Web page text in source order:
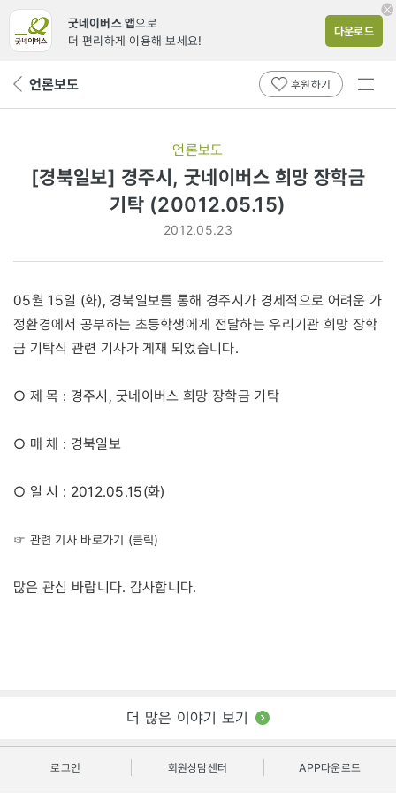
굿네이버스 앱으로
더 편리하게 이용해 보세요!
다운로드
뒤 언론보도 후원하기
전체
언론보도
[경북일보] 경주시, 굿네이버스 희망 장학금
기탁 (20012.05.15)
2012.05.23
05월 15일 (화), 경북일보를 통해 경주시가 경제적으로 어려운 가
정환경에서 공부하는 초등학생에게 전달하는 우리기관 희망 장학
금 기탁식 관련 기사가 게재 되었습니다.
○ 제 목 : 경주시, 굿네이버스 희망 장학금 기탁
○ 매 체 : 경북일보
○ 일 시 : 2012.05.15(화)
☞ 관련 기사 바로가기 (클릭)
많은 관심 바랍니다. 감사합니다.
더 많은 이야기 보기
로그인 회원상담센터 APP다운로드